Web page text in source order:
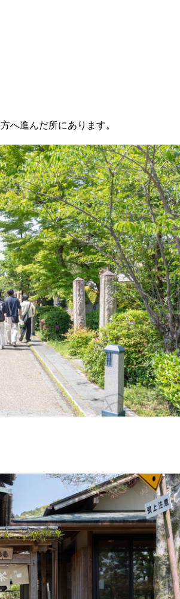
へ進んだ所にあります。